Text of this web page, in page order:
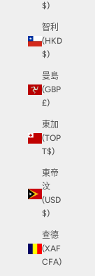
$)
智利
(HKD
$)
曼島
(GBP
£)
東加
(TOP
T$)
東帝
汶
(USD
$)
查德
(XAF
CFA)